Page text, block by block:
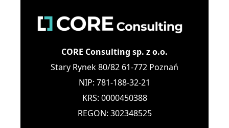
CORE Consulting sp. z o.o.
Stary Rynek 80/82 61-772 Poznań
NIP: 781-188-32-21
KRS: 0000450388
REGON: 302348525